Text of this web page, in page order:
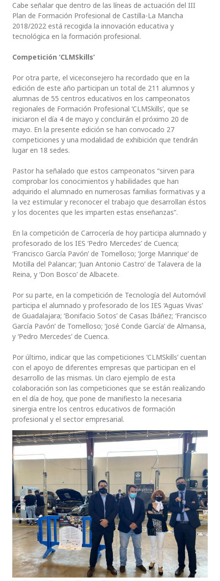
Cabe señalar que dentro de las líneas de actuación del III
Plan de Formación Profesional de Castilla-La Mancha
2018/2022 está recogida la innovación educativa y
tecnológica en la formación profesional.
Competición ‘CLMSkills’
Por otra parte, el viceconsejero ha recordado que en la
edición de este año participan un total de 211 alumnos y
alumnas de 55 centros educativos en los campeonatos
regionales de Formación Profesional ‘CLMSkills’, que se
iniciaron el día 4 de mayo y concluirán el próximo 20 de
mayo. En la presente edición se han convocado 27
competiciones y una modalidad de exhibición que tendrán
lugar en 18 sedes.
Pastor ha señalado que estos campeonatos “sirven para
comprobar los conocimientos y habilidades que han
adquirido el alumnado en numerosas familias formativas y a
la vez estimular y reconocer el trabajo que desarrollan éstos
y los docentes que les imparten estas enseñanzas”.
En la competición de Carrocería de hoy participa alumnado y
profesorado de los IES ‘Pedro Mercedes’ de Cuenca;
‘Francisco García Pavón’ de Tomelloso; ‘Jorge Manrique’ de
Motilla del Palancar; ‘Juan Antonio Castro’ de Talavera de la
Reina, y ‘Don Bosco’ de Albacete.
Por su parte, en la competición de Tecnología del Automóvil
participa el alumnado y profesorado de los IES ‘Aguas Vivas’
de Guadalajara; ‘Bonifacio Sotos’ de Casas Ibáñez; ‘Francisco
García Pavón’ de Tomelloso; ‘José Conde García’ de Almansa,
y ‘Pedro Mercedes’ de Cuenca.
Por último, indicar que las competiciones ‘CLMSkills’ cuentan
con el apoyo de diferentes empresas que participan en el
desarrollo de las mismas. Un claro ejemplo de esta
colaboración son las competiciones que se están realizando
en el día de hoy, que pone de manifiesto la necesaria
sinergia entre los centros educativos de formación
profesional y el sector empresarial.